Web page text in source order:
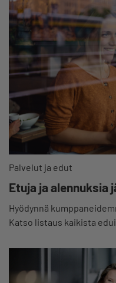
Palvelut ja edut
Etuja ja alennuksia
Hyödynnä
Katso listaus kaikista